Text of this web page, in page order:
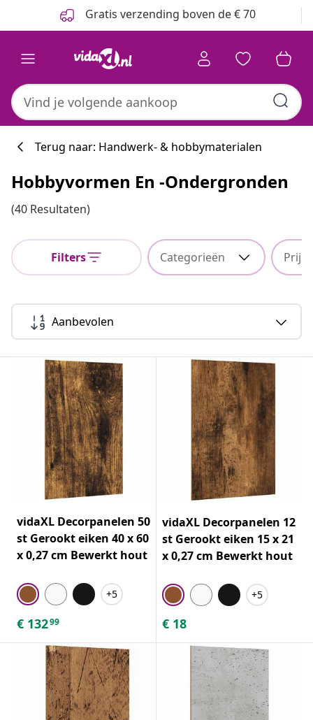
Gratis verzending boven de € 70
Terug naar: Handwerk- & hobbymaterialen
Hobbyvormen En -ondergronden
(40 Resultaten)
Filters Categorieën Prijs
Aanbevolen
vidaXL Decorpanelen 50
st Gerookt eiken 40 x 60
x 0,27 cm Bewerkt hout
+5
€ 13299
vidaXL Decorpanelen 12
st Gerookt eiken 15 x 21
x 0,27 cm Bewerkt hout
+5
€ 18